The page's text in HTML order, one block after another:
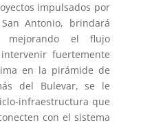
impulsados por
Antonio, brindará
mejorando el flujo
fuertemente
en la pirámide de
del Bulevar, se le
infraestructura que
con el sistema